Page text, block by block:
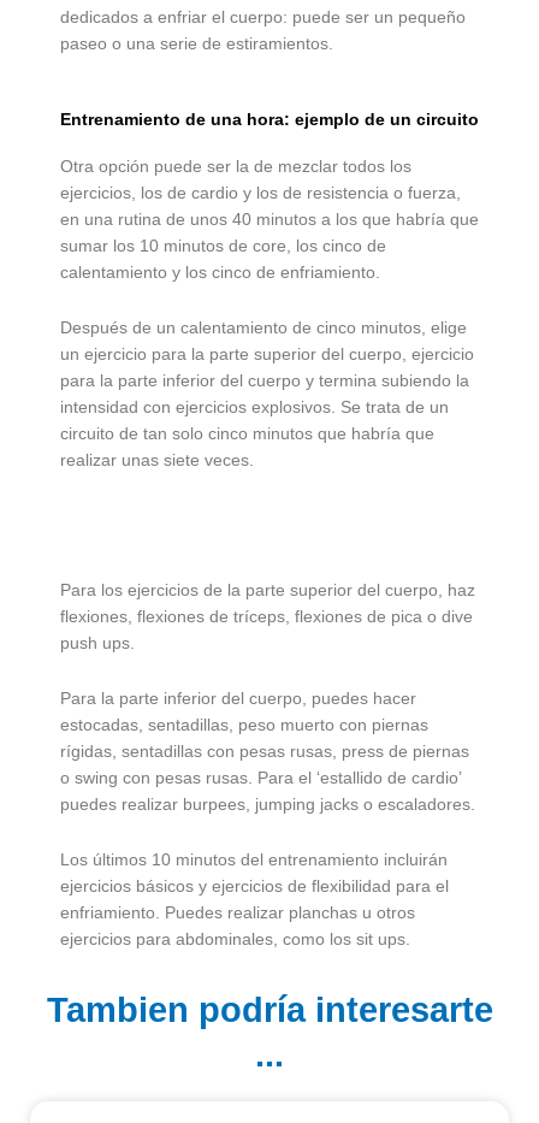
dedicados a enfriar el cuerpo: puede ser un pequeño
paseo o una serie de estiramientos.
Entrenamiento de una hora: ejemplo de un circuito
Otra opción puede ser la de mezclar todos los
ejercicios, los de cardio y los de resistencia o fuerza,
en una rutina de unos 40 minutos a los que habría que
sumar los 10 minutos de core, los cinco de
calentamiento y los cinco de enfriamiento.
Después de un calentamiento de cinco minutos, elige
un ejercicio para la parte superior del cuerpo, ejercicio
para la parte inferior del cuerpo y termina subiendo la
intensidad con ejercicios explosivos. Se trata de un
circuito de tan solo cinco minutos que habría que
realizar unas siete veces.
Para los ejercicios de la parte superior del cuerpo, haz
flexiones, flexiones de tríceps, flexiones de pica o dive
push ups.
Para la parte inferior del cuerpo, puedes hacer
estocadas, sentadillas, peso muerto con piernas
rígidas, sentadillas con pesas rusas, press de piernas
o swing con pesas rusas. Para el ‘estallido de cardio’
puedes realizar burpees, jumping jacks o escaladores.
Los últimos 10 minutos del entrenamiento incluirán
ejercicios básicos y ejercicios de flexibilidad para el
enfriamiento. Puedes realizar planchas u otros
ejercicios para abdominales, como los sit ups.
Tambien podría interesarte
...